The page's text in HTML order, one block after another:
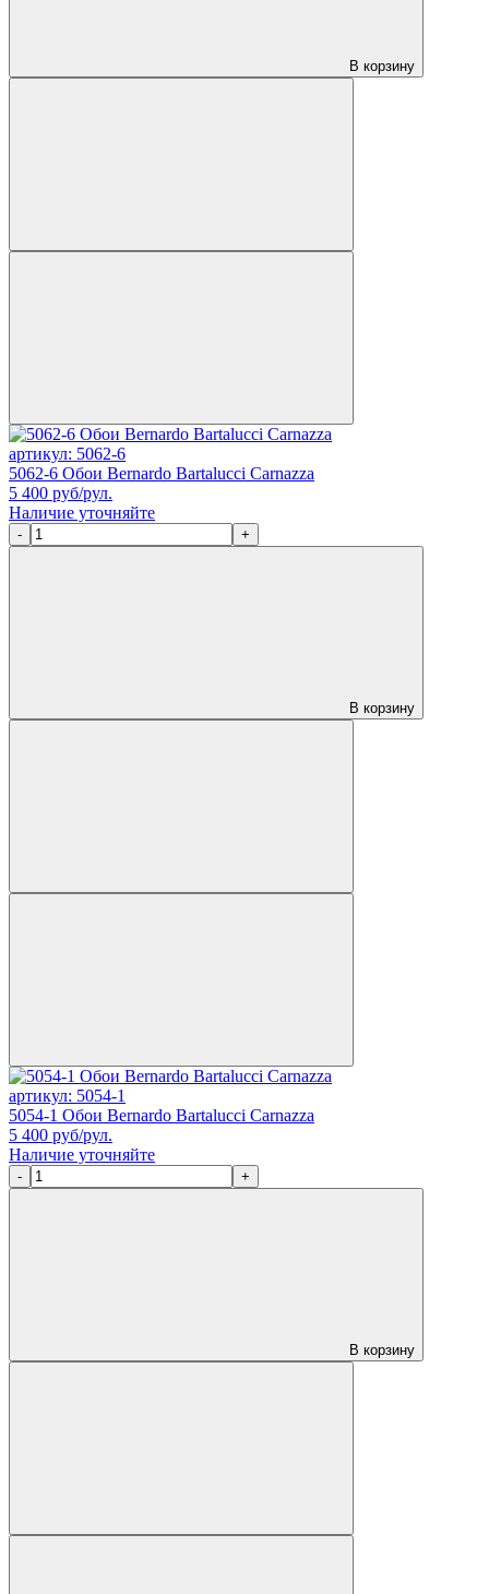
В корзину
артикул: 5062-6
5062-6 Обои Bernardo Bartalucci Carnazza
5 400 руб/рул.
Наличие уточняйте
- +
В корзину
артикул: 5054-1
5054-1 Обои Bernardo Bartalucci Carnazza
5 400 руб/рул.
Наличие уточняйте
- +
В корзину